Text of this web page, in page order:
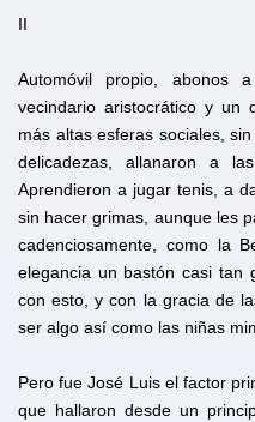
II
Automóvil propio, abonos
vecindario aristocrático y un
más altas esferas sociales,
delicadezas, allanaron a
Aprendieron a jugar tenis, a
sin hacer grimas, aunque les
cadenciosamente, como la
elegancia un bastón casi tan
con esto, y con la gracia de
ser algo así como las niñas
Pero fue José Luis el factor
que hallaron desde un